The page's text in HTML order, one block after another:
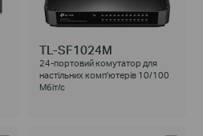
TL-SF1024M
24-портовий комутатор для
настільних комп'ютерів 10/100
Мбіт/с